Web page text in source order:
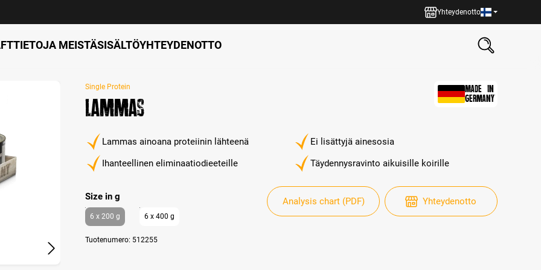
Yhteydenotto
TIETOJA MEISTÄSISÄLTÖYHTEYDENOTTO
Single Protein
Lammas
MADE IN
GERMANY
Lammas ainoana proteiinin lähteenä
Ei lisättyjä ainesosia
Ihanteellinen eliminaatiodieeteille
Täydennysravinto aikuisille koirille
Select
Size in g
6 x 200 g 6 x 400 g
Tuotenumero: 512255
Analysis chart (PDF) Yhteydenotto